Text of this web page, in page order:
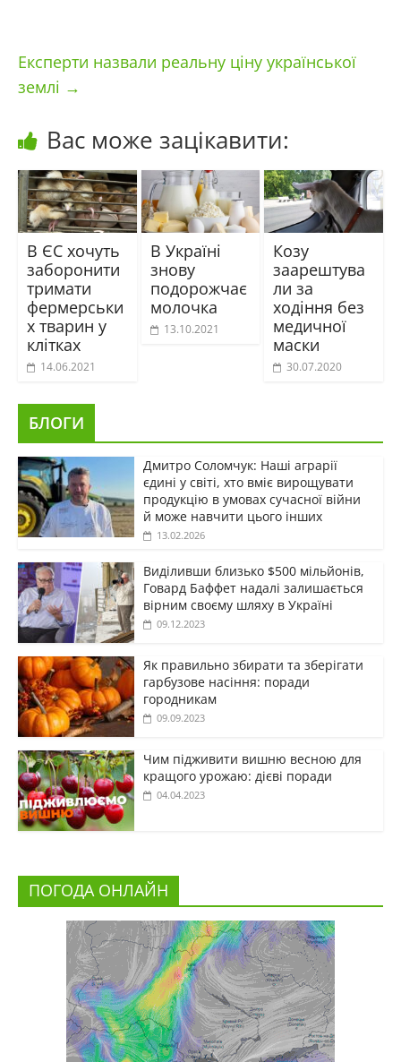
Експерти назвали реальну ціну української
землі →
Вас може зацікавити:
В ЄС хочуть
заборонити
тримати
фермерськи
х тварин у
клітках
14.06.2021
В Україні
знову
подорожчає
молочка
13.10.2021
Козу
заарештува
ли за
ходіння без
медичної
маски
30.07.2020
БЛОГИ
Дмитро Соломчук: Наші аграрії
єдині у світі, хто вміє вирощувати
продукцію в умовах сучасної війни
й може навчити цього інших
13.02.2026
Виділивши близько $500 мільйонів,
Говард Баффет надалі залишається
вірним своєму шляху в Україні
09.12.2023
Як правильно збирати та зберігати
гарбузове насіння: поради
городникам
09.09.2023
Чим підживити вишню весною для
кращого урожаю: дієві поради
04.04.2023
ПОГОДА ОНЛАЙН